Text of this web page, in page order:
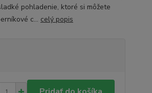
pohladenie, ktoré si môžete
c... celý popis